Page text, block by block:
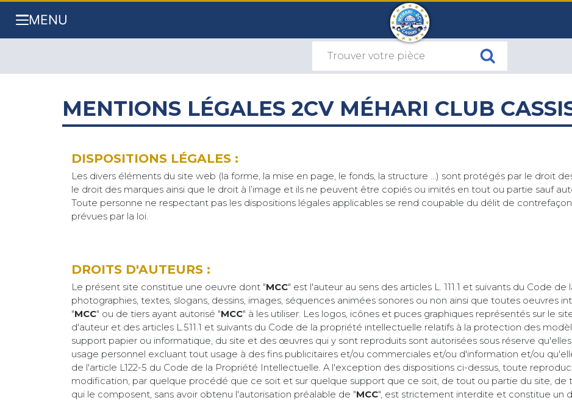
MENU
MENTIONS LÉGALES 2CV MÉHARI CLUB
DISPOSITIONS LÉGALES :
Les divers éléments du site web (la forme, la mise en page, le fonds, la structure ...) sont protégés par le droit
le droit des marques ainsi que le droit à l’image et ils ne peuvent être copiés ou imités en tout ou partie sauf
Toute personne ne respectant pas les dispositions légales applicables se rend coupable du délit de
prévues par la loi.
DROITS D'AUTEURS :
Le présent site constitue une oeuvre dont "MCC" est l'auteur au sens des articles L. 111.1 et suivants du Code
photographies, textes, slogans, dessins, images, séquences animées sonores ou non ainsi que toutes oeuvres
"MCC" ou de tiers ayant autorisé "MCC" à les utiliser. Les logos, icônes et puces graphiques représentés sur le
d'auteur et des articles L.511.1 et suivants du Code de la propriété intellectuelle relatifs à la protection des
support papier ou informatique, du site et des œuvres qui y sont reproduits sont autorisées sous réserve
usage personnel excluant tout usage à des fins publicitaires et/ou commerciales et/ou d'information et/ou
de l'article L122-5 du Code de la Propriété Intellectuelle. A l'exception des dispositions ci-dessus, toute
modification, par quelque procédé que ce soit et sur quelque support que ce soit, de tout ou partie du site,
qui le composent, sans avoir obtenu l'autorisation préalable de "MCC", est strictement interdite et constitue un